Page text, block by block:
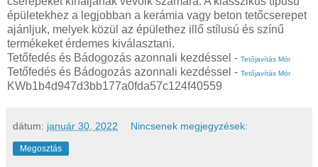
épületekhez a legjobban a kerámia vagy beton tetőcserepet
ajánljuk, melyek közül az épülethez illő stílusú és színű
termékeket érdemes kiválasztani.
Tetőfedés és Bádogozás azonnali kezdéssel - Tetőjavítás Mór
Tetőfedés és Bádogozás azonnali kezdéssel - Tetőjavítás Mór
KWb1b4d947d3bb177a0fda57c124f40559
dátum: január 30, 2022 Nincsenek megjegyzések:
Megosztás